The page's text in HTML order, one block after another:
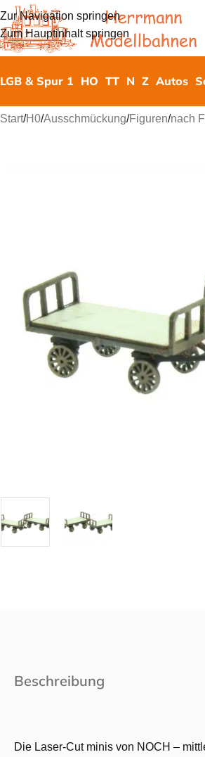
Zur Navigation springen
Zum Hauptinhalt springen
LGB & Spur 1 HO TT N Z Autos
Start/H0/Ausschmückung/Figuren/nach
Beschreibung
Die Laser-Cut minis von NOCH –